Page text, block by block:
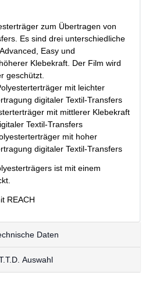
zum Übertragen von
Es sind drei unterschiedliche
Easy und
Klebekraft. Der Film wird
geschützt.
mit leichter
digitaler Textil-Transfers
mit mittlerer Klebekraft
Textil-Transfers
mit hoher​
digitaler Textil-Transfers
ist mit einem
REACH
Daten
Auswahl